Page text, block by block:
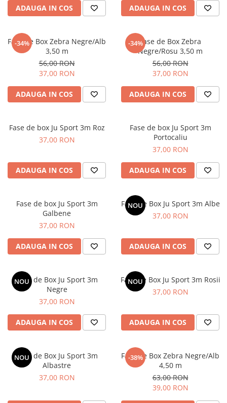
ADAUGA IN COS ADAUGA IN COS
-34%
Fase de Box Zebra Negre/Alb
3,50 m
56,00 RON
37,00 RON
ADAUGA IN COS
-34%Fase de Box Zebra
Negre/Rosu 3,50 m
56,00 RON
37,00 RON
ADAUGA IN COS
Fase de box Ju Sport 3m Roz
37,00 RON
ADAUGA IN COS
Fase de box Ju Sport 3m
Portocaliu
37,00 RON
ADAUGA IN COS
Fase de box Ju Sport 3m
Galbene
37,00 RON
ADAUGA IN COS
NOU
Fase de Box Ju Sport 3m Albe
37,00 RON
ADAUGA IN COS
NOU
Fase de Box Ju Sport 3m
Negre
37,00 RON
ADAUGA IN COS
NOU
Fase de Box Ju Sport 3m Rosii
37,00 RON
ADAUGA IN COS
NOU
Fase de Box Ju Sport 3m
Albastre
37,00 RON
-38%
Fase de Box Zebra Negre/Alb
4,50 m
63,00 RON
39,00 RON